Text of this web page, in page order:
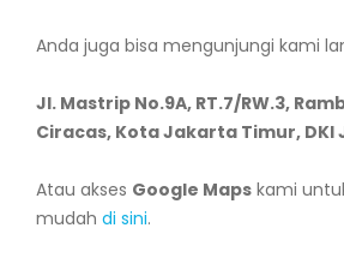
Anda juga bisa mengunjungi kami
Jl. Mastrip No.9A, RT.7/RW.3,
Ciracas, Kota Jakarta Timur, DKI
Atau akses Google Maps kami
mudah di sini.